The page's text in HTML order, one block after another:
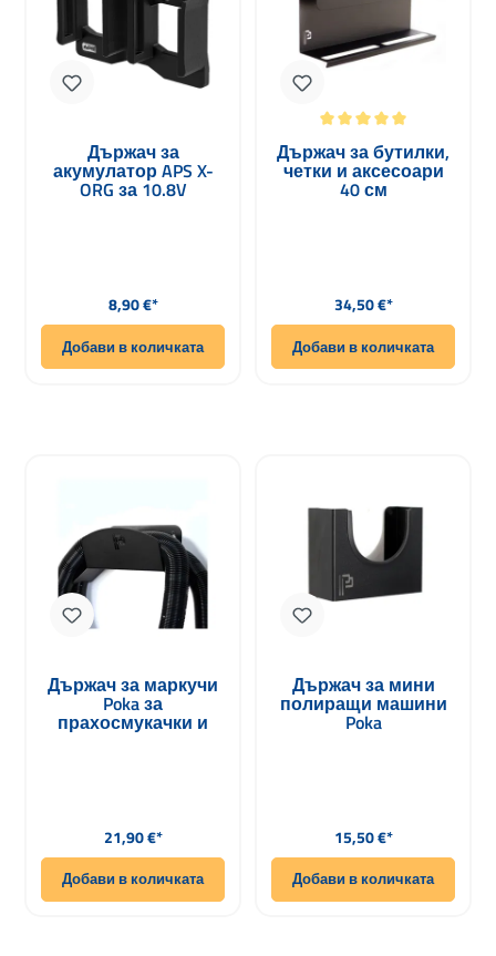
Държач за
акумулатор APS X-
ORG за 10.8V
Редовна цена:
8,90 €*
Добави в количката
Средна оценка за 5 от 5 звезди
Държач за бутилки,
четки и аксесоари
40 см
Редовна цена:
34,50 €*
Добави в количката
Държач за маркучи
Poka за
прахосмукачки и
компресори
Редовна цена:
21,90 €*
Добави в количката
Държач за мини
полиращи машини
Poka
Редовна цена:
15,50 €*
Добави в количката